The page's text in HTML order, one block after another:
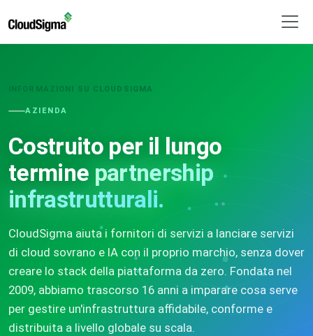
INFORMAZIONI SU CLOUDSIGMA
AZIENDA
Costruito per il lungo
termine partnership
infrastrutturali.
CloudSigma aiuta i fornitori di servizi a lanciare servizi
di cloud sovrano e IA con il proprio marchio, senza dover
creare lo stack della piattaforma da zero. Fondata nel
2009, abbiamo trascorso 16 anni a imparare cosa serve
per gestire un'infrastruttura affidabile, conforme e
distribuita a livello globale su scala.